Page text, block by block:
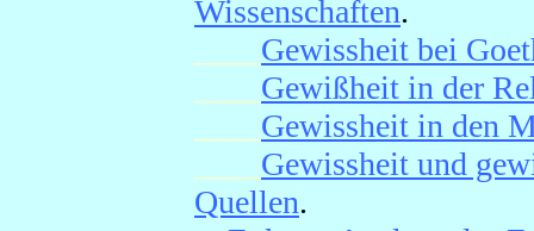
Wissenschaften.
Gewissheit bei
Gewißheit in der
Gewissheit in den
Gewissheit und
Quellen.